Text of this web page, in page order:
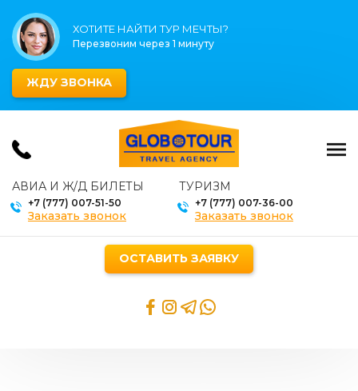
ХОТИТЕ НАЙТИ ТУР МЕЧТЫ?
Перезвоним через 1 минуту
ЖДУ ЗВОНКА
АВИА И Ж/Д БИЛЕТЫ
+7 (777) 007-51-50
Заказать звонок
ТУРИЗМ
+7 (777) 007-36-00
Заказать звонок
ОСТАВИТЬ ЗАЯВКУ